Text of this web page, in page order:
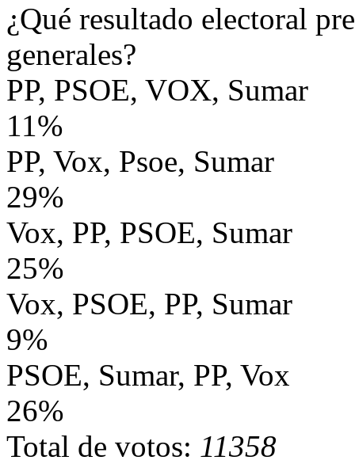
¿Qué resultado electoral
generales?
PP, PSOE, VOX, Sumar
11%
PP, Vox, Psoe, Sumar
29%
Vox, PP, PSOE, Sumar
25%
Vox, PSOE, PP, Sumar
9%
PSOE, Sumar, PP, Vox
26%
Total de votos: 11358